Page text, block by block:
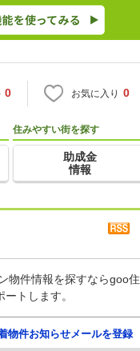
0 お気に入り 0
住みやすい街を探す
助成金
情報
物件情報を探すならgoo住
トします。